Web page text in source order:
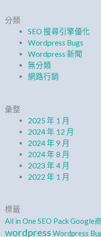
分類
SEO 搜尋引擎優化
Wordpress Bugs
Wordpress 新聞
無分類
網路行銷
彙整
2025 年 1 月
2024 年 12 月
2024 年 9 月
2024 年 8 月
2023 年 4 月
2022 年 1 月
標籤
All in One SEO PackGoogle
wordpress Wordpress